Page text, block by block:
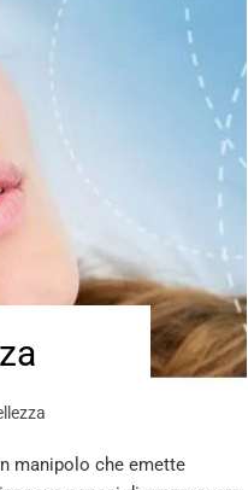
manipolo che emette